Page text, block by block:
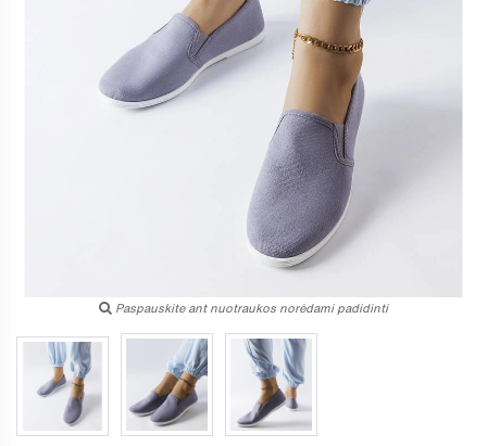
Paspauskite ant nuotraukos norėdami padidinti